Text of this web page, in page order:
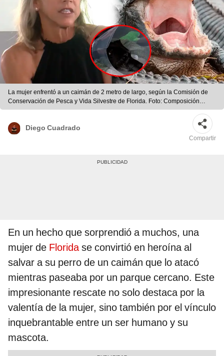
La mujer enfrentó a un caimán de 2 metro de largo, según la Comisión de
Conservación de Pesca y Vida Silvestre de Florida. Foto: Composición
LR/NBC Miami/DW
Diego Cuadrado
Compartir
En un hecho que sorprendió a muchos, una
mujer de Floridase convirtió en heroína al
salvar a su perro de un caimán que lo atacó
mientras paseaba por un parque cercano. Este
impresionante rescate no solo destaca por la
valentía de la mujer, sino también por el vínculo
inquebrantable entre un ser humano y su
mascota.